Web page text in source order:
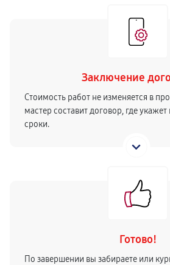
Заключение
Стоимость работ не изменяется в
мастер составит договор, где
сроки.
Готово!
По завершении вы забираете или